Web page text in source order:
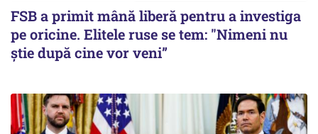
FSB a primit mână liberă pentru a investiga
pe oricine. Elitele ruse se tem: "Nimeni nu
știe după cine vor veni”